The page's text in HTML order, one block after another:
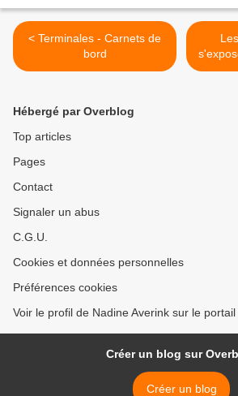
< Terminales - Carnets de
bord
Hébergé par Overblog
Top articles
Pages
Contact
Signaler un abus
C.G.U.
Cookies et données personnelles
Préférences cookies
Voir le profil de Nadine Averink sur le
Créer un blog sur
Créer un blog